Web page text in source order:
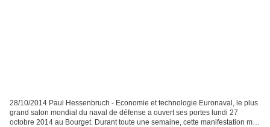
28/10/2014 Paul Hessenbruch - Economie et technologie Euronaval, le plus
grand salon mondial du naval de défense a ouvert ses portes lundi 27
octobre 2014 au Bourget. Durant toute une semaine, cette manifestation met